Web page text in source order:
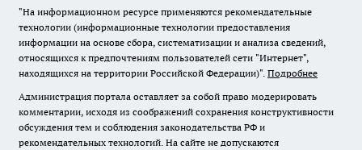
"На информационном ресурсе применяются рекомендательные
технологии (информационные технологии предоставления
информации на основе сбора, систематизации и анализа сведений,
относящихся к предпочтениям пользователей сети "Интернет",
находящихся на территории Российской Федерации)". Подробнее
Администрация портала оставляет за собой право модерировать
комментарии, исходя из соображений сохранения конструктивности
обсуждения тем и соблюдения законодательства РФ и
рекомендательных технологий. На сайте не допускаются